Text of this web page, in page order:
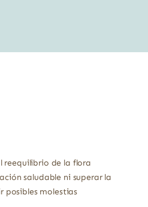
reequilibrio de la flora
saludable ni superar la
posibles molestias